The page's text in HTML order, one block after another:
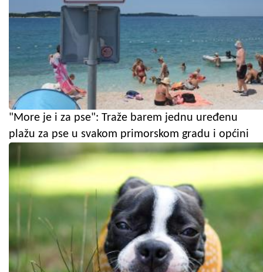
"More je i za pse": Traže barem jednu uređenu
plažu za pse u svakom primorskom gradu i općini